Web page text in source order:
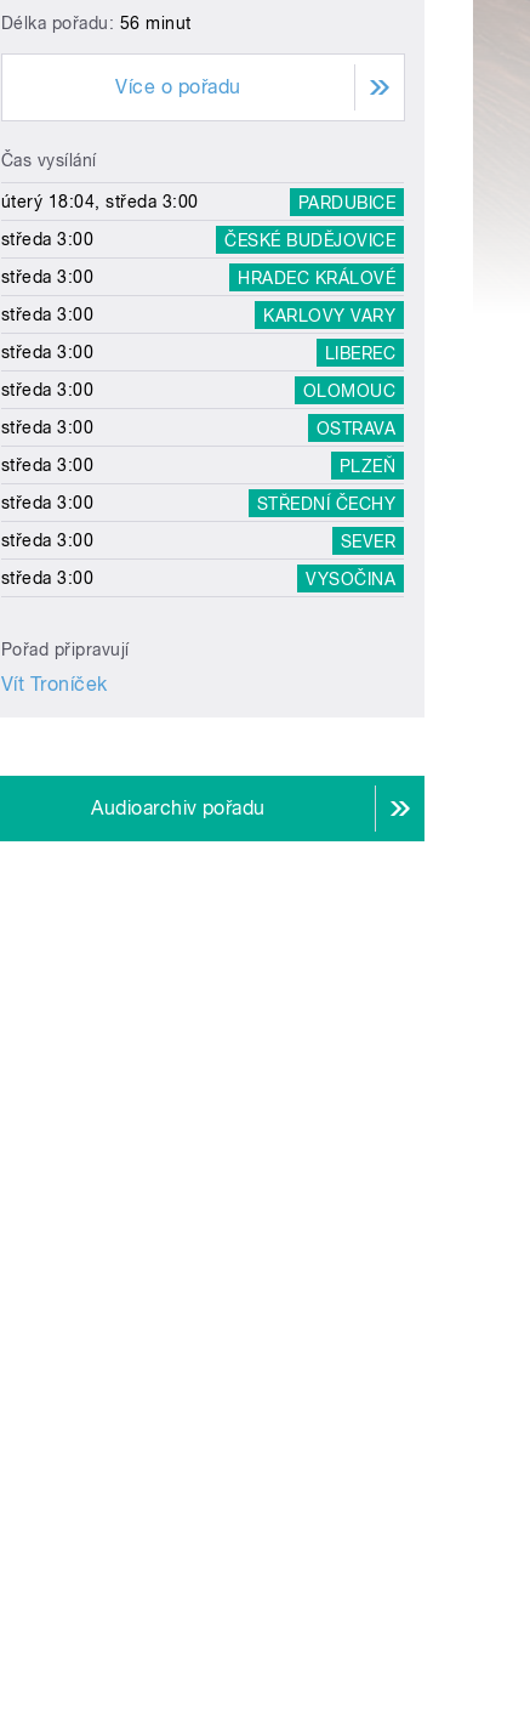
Délka pořadu: 56 minut
Více o pořadu
Čas vysílání
úterý 18:04, středa 3:00
PARDUBICE
středa 3:00
ČESKÉ BUDĚJOVICE
středa 3:00
HRADEC KRÁLOVÉ
středa 3:00
KARLOVY VARY
středa 3:00
LIBEREC
středa 3:00
OLOMOUC
středa 3:00
OSTRAVA
středa 3:00
PLZEŇ
středa 3:00
STŘEDNÍ ČECHY
středa 3:00
SEVER
středa 3:00
VYSOČINA
Pořad připravují
Vít Troníček
Audioarchiv pořadu